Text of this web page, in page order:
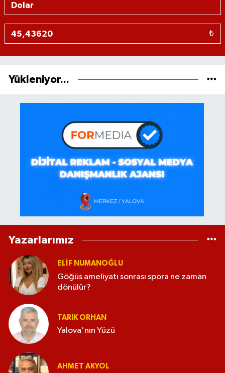
₺
Yükleniyor...
Yazarlarımız
ELİF NUMANOĞLU
Göğüs ameliyatı sonrası spora ne zaman
dönülür?
TARIK ORHAN
Yalova'nın Yüzü
AHMET AKYOL